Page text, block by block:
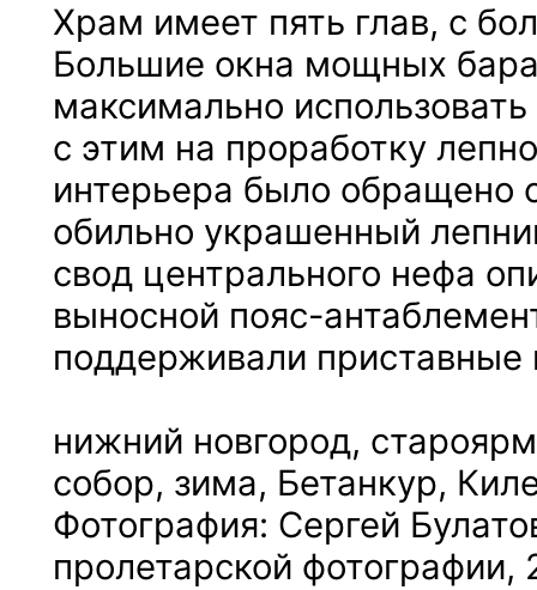
Храм имеет пять глав, с
Большие окна мощных
максимально использовать
с этим на проработку
интерьера было обращено
обильно украшенный
свод центрального нефа
выносной пояс-
поддерживали приставные
нижний новгород,
собор, зима, Бетанкур,
Фотография: Сергей
пролетарской фотографии,